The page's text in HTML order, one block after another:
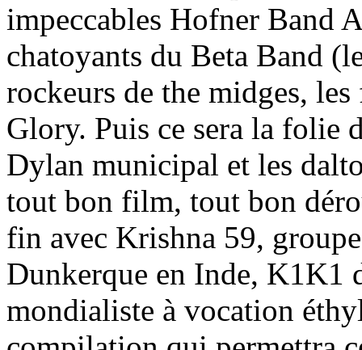
impeccables Hofner Band
chatoyants du Beta Band
rockeurs de the midges,
Glory. Puis ce sera la folie
Dylan municipal et les
tout bon film, tout bon
fin avec Krishna 59,
Dunkerque en Inde, K1K1
mondialiste à vocation